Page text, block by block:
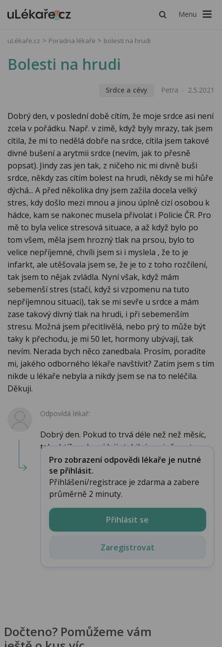
Menu
uLékaře.cz Poradna lékaře bolesti na hrudi
Bolesti na hrudi
Srdce a cévy Petra 2.5.2021
Dobrý den, v poslední době cítím, že moje srdce asi není
zcela v pořádku. Např. v zimě, když byly mrazy, tak jsem
cítila, že mi to nedělá dobře na srdce, cítila jsem takové
divné bušení a arytmii srdce (nevím, jak to přesně
popsat). Jindy zas jen tak, z ničeho nic mi divně buši
srdce, někdy zas cítím bolest na hrudi, někdy se mi hůře
dýchá... A před několika dny jsem zažila docela velký
stres, kdy došlo mezi mnou a jinou úplně cizí osobou k
hádce, kam se nakonec musela přivolat i Policie ČR. Pro
mě to byla velice stresová situace, a až když bylo po
tom všem, měla jsem hrozný tlak na prsou, bylo to
velice nepříjemné, chvíli jsem si i myslela , že to je
infarkt, ale utěšovala jsem se, že je to z toho rozčílení,
tak jsem to nějak zvládla. Nyní však, když mám
sebemenší stres (stačí, když si vzpomenu na tuto
nepříjemnou situaci), tak se mi sevře u srdce a mám
zase takový divný tlak na hrudi, i při sebemenším
stresu. Možná jsem přecitlivělá, nebo prý to může být
taky k přechodu, je mi 50 let, hormony ubývají, tak
nevím. Nerada bych něco zanedbala. Prosím, poradíte
mi, jakého odborného lékaře navštívit? Zatím jsem s tím
nikde u lékaře nebyla a nikdy jsem se na to neléčila.
Děkuji.
Odpovídá lékař:
Dobrý den. Pokud to trvá déle než než měsíc,
tak obtíže odpovídají stabilní angině pect...
Pro zobrazení odpovědi lékaře je nutné
se přihlásit.
Přihlášení/registrace je zdarma a zabere
průměrně 2 minuty.
Přihlásit se
Zaregistrovat
Dočteno? Pomůžeme vám